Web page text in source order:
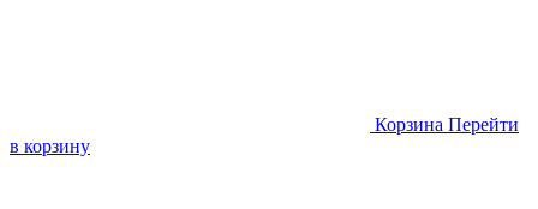
Корзина Перейти
в корзину